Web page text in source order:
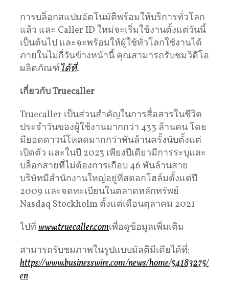
การบล็อกสแปมอัตโนมัติพร้อมให้บริการทั่วโลก
แล้ว และ Caller ID ใหม่จะเริ่มใช้งานตั้งแต่วันนี้
เป็นต้นไป และจะพร้อมให้ผู้ใช้ทั่วโลกใช้งานได้
ภายในไม่กี่วันข้างหน้านี้ คุณสามารถรับชมวิดีโอ
ผลิตภัณฑ์ได้ที่.
เกี่ยวกับ Truecaller
Truecaller เป็นส่วนสำคัญในการสื่อสารในชีวิต
ประจำวันของผู้ใช้งานมากกว่า 433 ล้านคน โดย
มียอดดาวน์โหลดมากกว่าพันล้านครั้งนับตั้งแต่
เปิดตัว และในปี 2023 เพียงปีเดียวมีการระบุและ
บล็อกสายที่ไม่ต้องการเกือบ 46 พันล้านสาย
บริษัทมีสำนักงานใหญ่อยู่ที่สตอกโฮล์มตั้งแต่ปี
2009 และจดทะเบียนในตลาดหลักทรัพย์
Nasdaq Stockholm ตั้งแต่เดือนตุลาคม 2021
ไปที่ www.truecaller.comเพื่อดูข้อมูลเพิ่มเติม
สามารถรับชมภาพในรูปแบบมัลติมีเดียได้ที่:
https://www.businesswire.com/news/home/54183275/
en